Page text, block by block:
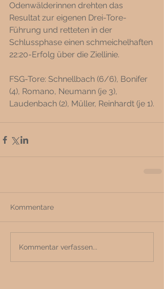
Odenwälderinnen drehten das
Resultat zur eigenen Drei-Tore-
Führung und retteten in der
Schlussphase einen schmeichelhaften
22:20-Erfolg über die Ziellinie.
FSG-Tore: Schnellbach (6/6), Bonifer
(4), Romano, Neumann (je 3),
Laudenbach (2), Müller, Reinhardt (je 1).
Kommentare
Kommentar verfassen...